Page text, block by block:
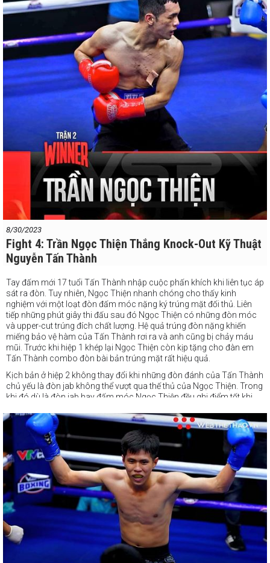
Minh Tuấn đấm móc tay trái khiến Hoàng Hoa loạng choạng mất
thằng bằng trước khi dính tiếp cú móc phải cực nặng từ đối thủ khiến
trọng tài buộc phải dừng đếm. Dù không thể thắng knock-out nhưng
chung cuộc Minh Tuấn vẫn giành thắng điểm đồng thuận với tỷ số 3-
0.
#webthethao
#vsp
#vsppro
8/30/2023
Fight 4: Trần Ngọc Thiện Thắng Knock-Out Kỹ Thuật
Nguyễn Tấn Thành
Tay đấm mới 17 tuổi Tấn Thành nhập cuộc phấn khích khi liên tục áp
sát ra đòn. Tuy nhiên, Ngọc Thiện nhanh chóng cho thấy kinh
nghiệm với một loạt đòn đấm móc nặng ký trúng mặt đối thủ. Liên
tiếp những phút giây thi đấu sau đó Ngọc Thiện có những đòn móc
và upper-cut trúng đích chất lượng. Hệ quả trúng đòn nặng khiến
miếng bảo vệ hàm của Tấn Thành rơi ra và anh cũng bị chảy máu
mũi. Trước khi hiệp 1 khép lại Ngọc Thiện còn kịp tặng cho đàn em
Tấn Thành combo đòn bài bản trúng mặt rất hiệu quả.
Kịch bản ở hiệp 2 không thay đổi khi những đòn đánh của Tấn Thành
chủ yếu là đòn jab không thể vượt qua thế thủ của Ngọc Thiện. Trong
khi đó dù là đòn jab hay đấm móc Ngọc Thiện đều ghi điểm tốt khi
đấu để bác sỹ kiểm tra vết thương của Tấn Thành khi gương mặt anh
đổ máu khá nhiều.
Hiệp 3 mới trôi qua 1 phút Tấn Thành lại dính các đòn móc và tay
sau khá nặng vào vùng giữa mặt. Ngay sau tình huống trận đấu đã
phải dừng lại và phần thắng knock-out kỹ thuật được tuyên cho tay
đấm của Matrix Boxing Trần Ngọc Thiện.
#webthethao
#vsp
#boxing
#vsppro